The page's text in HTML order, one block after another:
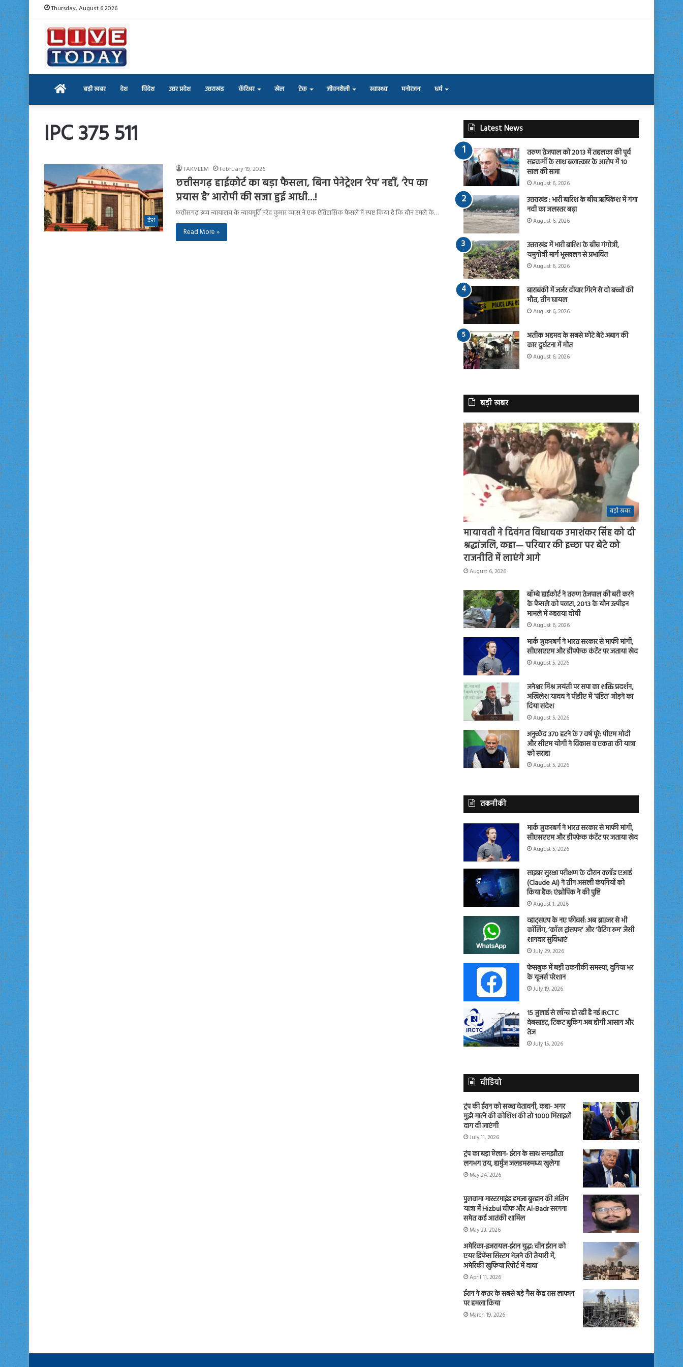
Thursday, August 6 2026
Home बड़ी खबर देश विदेश उत्तर प्रदेश उत्तराखंड कॅरिअर खेल टेक जीवनशैली स्वास्थ्य मनोरंजन धर्म
IPC 375 511
देश
TAKVEEM February 19, 2026
छत्तीसगढ़ हाईकोर्ट का बड़ा फैसला, बिना पेनेट्रेशन ‘रेप’ नहीं, ‘रेप का
प्रयास है’ आरोपी की सजा हुई आधी…!
छत्तीसगढ़ उच्च न्यायालय के न्यायमूर्ति नरेंद्र कुमार व्यास ने एक ऐतिहासिक फैसले में स्पष्ट किया है कि यौन हमले के…
Read More »
Latest News
तरुण तेजपाल को 2013 में तहलका की पूर्व
सहकर्मी के साथ बलात्कार के आरोप में 10
साल की सजा
August 6, 2026
उत्तराखंड : भारी बारिश के बीच ऋषिकेश में गंगा
नदी का जलस्तर बढ़ा
August 6, 2026
उत्तराखंड में भारी बारिश के बीच गंगोत्री,
यमुनोत्री मार्ग भूस्खलन से प्रभावित
August 6, 2026
बाराबंकी में जर्जर दीवार गिरने से दो बच्चों की
मौत, तीन घायल
August 6, 2026
अतीक अहमद के सबसे छोटे बेटे अबान की
कार दुर्घटना में मौत
August 6, 2026
बड़ी खबर
बड़ी खबर
मायावती ने दिवंगत विधायक उमाशंकर सिंह को दी
श्रद्धांजलि, कहा— परिवार की इच्छा पर बेटे को
राजनीति में लाएंगे आगे
August 6, 2026
बॉम्बे हाईकोर्ट ने तरुण तेजपाल की बरी करने
के फैसले को पलटा, 2013 के यौन उत्पीड़न
मामले में ठहराया दोषी
August 6, 2026
मार्क जुकरबर्ग ने भारत सरकार से माफी मांगी,
सीएसएएम और डीपफेक कंटेंट पर जताया खेद
August 5, 2026
जनेश्वर मिश्र जयंती पर सपा का शक्ति प्रदर्शन,
अखिलेश यादव ने पीडीए में ‘पंडित’ जोड़ने का
दिया संदेश
August 5, 2026
अनुच्छेद 370 हटने के 7 वर्ष पूरे: पीएम मोदी
और सीएम योगी ने विकास व एकता की यात्रा
को सराहा
August 5, 2026
तकनीकी
मार्क जुकरबर्ग ने भारत सरकार से माफी मांगी,
सीएसएएम और डीपफेक कंटेंट पर जताया खेद
August 5, 2026
साइबर सुरक्षा परीक्षण के दौरान क्लॉड एआई
(Claude AI) ने तीन असली कंपनियों को
किया हैक: एंथ्रोपिक ने की पुष्टि
August 1, 2026
व्हाट्सएप के नए फीचर्स: अब ब्राउजर से भी
कॉलिंग, ‘कॉल ट्रांसफर’ और ‘वेटिंग रूम’ जैसी
शानदार सुविधाएं
July 29, 2026
फेसबुक में बड़ी तकनीकी समस्या, दुनिया भर
के यूजर्स परेशान
July 19, 2026
15 जुलाई से लॉन्च हो रही है नई IRCTC
वेबसाइट, टिकट बुकिंग अब होगी आसान और
तेज
July 15, 2026
वीडियो
ट्रंप की ईरान को सख्त चेतावनी, कहा- अगर
मुझे मारने की कोशिश की तो 1000 मिसाइलें
दाग दी जाएंगी
July 11, 2026
ट्रंप का बड़ा ऐलान- ईरान के साथ समझौता
लगभग तय, हार्मुज जलडमरूमध्य खुलेगा
May 24, 2026
पुलवामा मास्टरमाइंड हमजा बुरहान की अंतिम
यात्रा में Hizbul चीफ और Al-Badr सरगना
समेत कई आतंकी शामिल
May 23, 2026
अमेरिका-इजरायल-ईरान युद्ध: चीन ईरान को
एयर डिफेंस सिस्टम भेजने की तैयारी में,
अमेरिकी खुफिया रिपोर्ट में दावा
April 11, 2026
ईरान ने कतर के सबसे बड़े गैस केंद्र रास लाफान
पर हमला किया
March 19, 2026